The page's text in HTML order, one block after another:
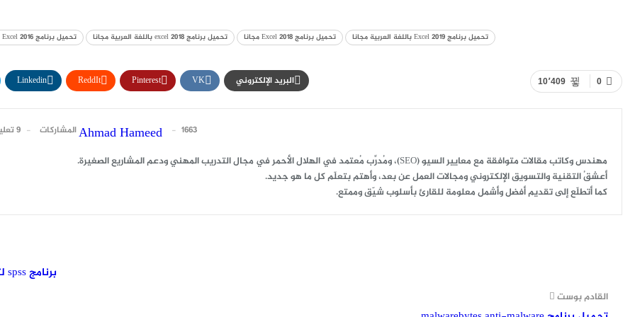
تحميل برنامج Excel 2016 مجانا تحميل برنامج excel 2018 باللغة العربية مجانا تحميل برنامج Excel 2018 مجانا تحميل برنامج Excel 2019 باللغة العربية مجانا
0 10٬409 Linkedin ReddIt Pinterest VK البريد الإلكتروني
Ahmad Hameed 1663 المشاركات 9 تعليقات
مهندس وكاتب مقالات متوافقة مع معايير السيو (SEO)، ومُدرِّب مُعتمد في الهلال الأحمر في مجال التدريب المهني ودعم المشاريع الصغيرة.
أعشقُ التقنية والتسويق الإلكتروني ومجالات العمل عن بعد، وأهتم بتعلّم كل ما هو جديد.
كما أتطلّع إلى تقديم أفضل وأشمل معلومة للقارئ بأسلوب شيّق وممتع.
برنامج spss لتنفيذ التحليلات الإحصائية وأهم بدائله المجانية
القادم بوست